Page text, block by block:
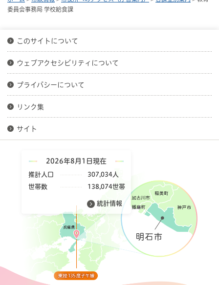
委員会事務局 学校給食課
このサイトについて
ウェブアクセシビリティについて
プライバシーについて
リンク集
サイト
2026年8月1日現在
推計人口
307,034人
世帯数
138,074世帯
統計情報